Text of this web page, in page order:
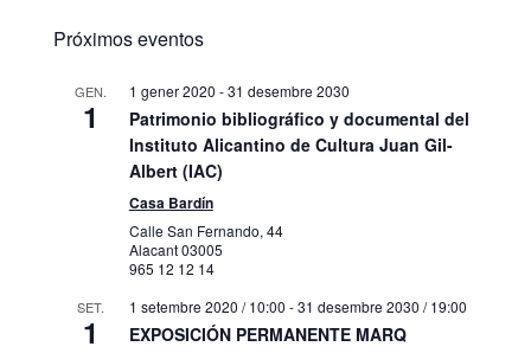
Próximos eventos
GEN.
1
1 gener 2020 -31 desembre 2030
Patrimonio bibliográfico y documental del
Instituto Alicantino de Cultura Juan Gil-
Albert (IAC)
Casa Bardín
Calle San Fernando, 44
Alacant03005
965 12 12 14
SET.
1
1 setembre 2020 / 10:00 -31 desembre 2030 / 19:00
EXPOSICIÓN PERMANENTE MARQ